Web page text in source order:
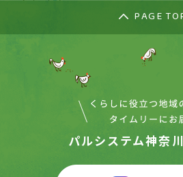
PAGE
パルシステム神奈